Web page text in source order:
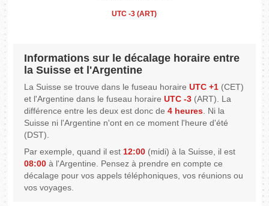
UTC -3 (ART)
Informations sur le décalage horaire entre
la Suisse et l'Argentine
La Suisse se trouve dans le fuseau horaireUTC +1 (CET)
et l'Argentine dans le fuseau horaireUTC -3 (ART). La
différence entre les deux est donc de4 heures. Ni la
Suisse ni l'Argentine n'ont en ce moment l'heure d'été
(DST).
Par exemple, quand il est12:00 (midi) à la Suisse, il est
08:00 à l'Argentine. Pensez à prendre en compte ce
décalage pour vos appels téléphoniques, vos réunions ou
vos voyages.